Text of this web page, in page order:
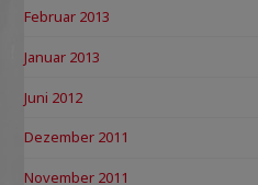
Februar 2013
Januar 2013
Juni 2012
Dezember 2011
November 2011